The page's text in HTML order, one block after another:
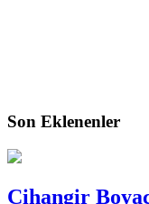
Son Eklenenler
Cihangir